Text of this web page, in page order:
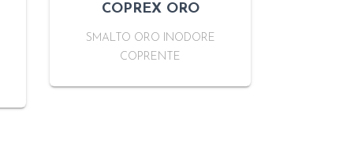
COPREX ORO
SMALTO ORO INODORE
COPRENTE